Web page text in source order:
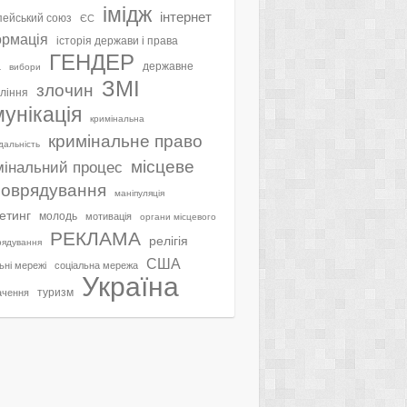
союз ЄС імідж інтернет
історія держави і права
вибори ГЕНДЕР державне
злочин ЗМІ
кримінальна
кримінальне право
процес місцеве
маніпуляція
молодь мотивація органи місцевого
РЕКЛАМА релігія
мережі соціальна мережа США
туризм Україна